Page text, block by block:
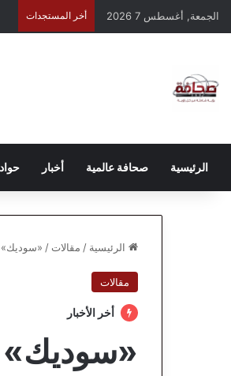
الجمعة, أغسطس 7 2026 أخر المستجدات
الرئيسية صحافة عالمية أخبار
الرئيسية / مقالات / «سوديك»
مقالات
أخر الأخبار
«سوديك»